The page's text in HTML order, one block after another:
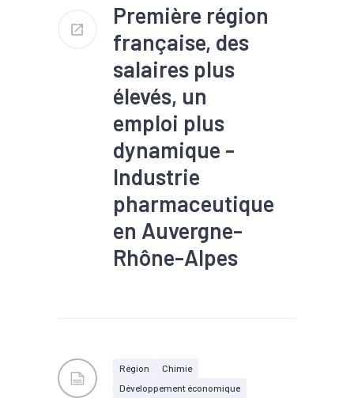
Première région
française, des
salaires plus
élevés, un
emploi plus
dynamique -
Industrie
pharmaceutique
en Auvergne-
Rhône-Alpes
Région
Chimie
Développement économique